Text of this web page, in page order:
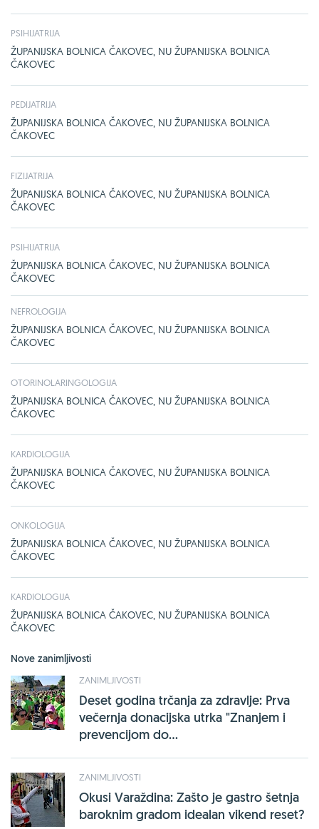
PSIHIJATRIJA
ŽUPANIJSKA BOLNICA ČAKOVEC, NU ŽUPANIJSKA BOLNICA
ČAKOVEC
PEDIJATRIJA
ŽUPANIJSKA BOLNICA ČAKOVEC, NU ŽUPANIJSKA BOLNICA
ČAKOVEC
FIZIJATRIJA
ŽUPANIJSKA BOLNICA ČAKOVEC, NU ŽUPANIJSKA BOLNICA
ČAKOVEC
PSIHIJATRIJA
ŽUPANIJSKA BOLNICA ČAKOVEC, NU ŽUPANIJSKA BOLNICA
ČAKOVEC
NEFROLOGIJA
ŽUPANIJSKA BOLNICA ČAKOVEC, NU ŽUPANIJSKA BOLNICA
ČAKOVEC
OTORINOLARINGOLOGIJA
ŽUPANIJSKA BOLNICA ČAKOVEC, NU ŽUPANIJSKA BOLNICA
ČAKOVEC
KARDIOLOGIJA
ŽUPANIJSKA BOLNICA ČAKOVEC, NU ŽUPANIJSKA BOLNICA
ČAKOVEC
ONKOLOGIJA
ŽUPANIJSKA BOLNICA ČAKOVEC, NU ŽUPANIJSKA BOLNICA
ČAKOVEC
KARDIOLOGIJA
ŽUPANIJSKA BOLNICA ČAKOVEC, NU ŽUPANIJSKA BOLNICA
ČAKOVEC
Nove zanimljivosti
ZANIMLJIVOSTI
Deset godina trčanja za zdravlje: Prva
večernja donacijska utrka "Znanjem i
prevencijom do...
ZANIMLJIVOSTI
Okusi Varaždina: Zašto je gastro šetnja
baroknim gradom idealan vikend reset?